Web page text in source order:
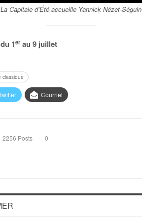
La Capitale d’Été accueille Yannick Nézet-Séguin
1erau 9 juillet
classique
Courriel
2256 Posts
0